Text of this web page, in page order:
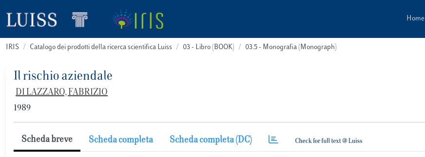
Home
IRIS Catalogo dei prodotti della ricerca scientifica Luiss 03 - Libro (BOOK) 03.5 - Monografia (Monograph)
Il rischio aziendale
DI LAZZARO, FABRIZIO
1989
Scheda breve Scheda completa Scheda completa (DC)